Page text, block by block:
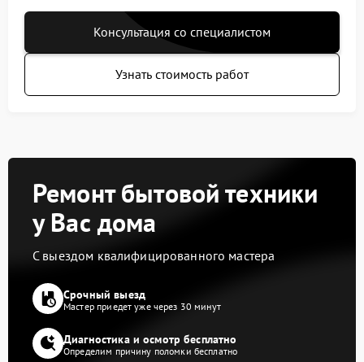
Консультация со специалистом
Узнать стоимость работ
Ремонт бытовой техники
у Вас дома
С выездом квалифицированного мастера
Срочный выезд
Мастер приедет уже через 30 минут
Диагностика и осмотр бесплатно
Определим причину поломки бесплатно